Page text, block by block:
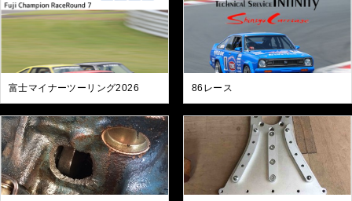
富士マイナーツーリング2026 86レース